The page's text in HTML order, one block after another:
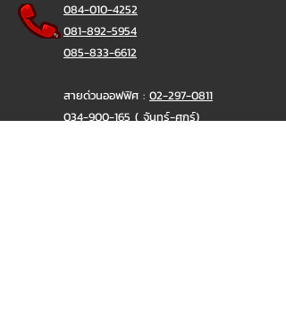
084-010-4252
081-892-5954
085-833-6612
สายด่วนออฟฟิศ : 02-297-0811
034-900-165( จันทร์-ศุกร์)